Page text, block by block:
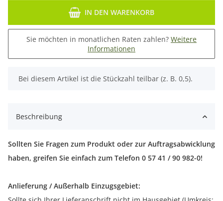
IN DEN WARENKORB
Sie möchten in monatlichen Raten zahlen? Weitere
Informationen
x
Bei diesem Artikel ist die Stückzahl teilbar (z. B. 0,5).
Beschreibung
Sollten Sie Fragen zum Produkt oder zur Auftragsabwicklung
haben, greifen Sie einfach zum Telefon 0 57 41 / 90 982-0!
Anlieferung / Außerhalb Einzugsgebiet: